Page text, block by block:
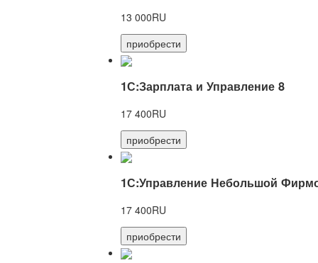
13 000RU
приобрести
1С:Зарплата и Управление 8
17 400RU
приобрести
1С:Управление Небольшой
17 400RU
приобрести